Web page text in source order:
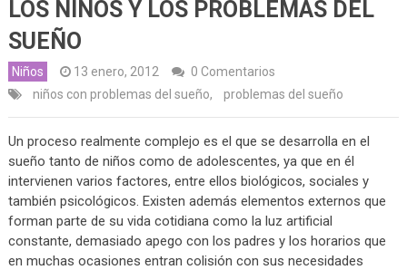
LOS NIÑOS Y LOS PROBLEMAS DEL
SUEÑO
Niños 13 enero, 2012
0 Comentarios
niños con problemas del sueño, problemas del sueño
Un proceso realmente complejo es el que se desarrolla en el
sueño tanto de niños como de adolescentes, ya que en él
intervienen varios factores, entre ellos biológicos, sociales y
también psicológicos. Existen además elementos externos que
forman parte de su vida cotidiana como la luz artificial
constante, demasiado apego con los padres y los horarios que
en muchas ocasiones entran colisión con sus necesidades